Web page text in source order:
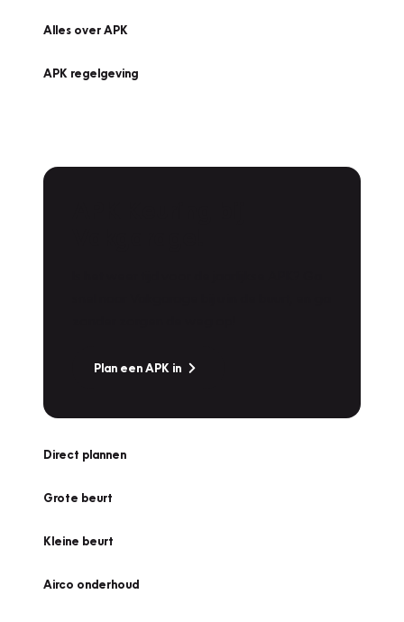
Alles over APK
APK regelgeving
Plan een APK in
Direct plannen
Grote beurt
Kleine beurt
Airco onderhoud